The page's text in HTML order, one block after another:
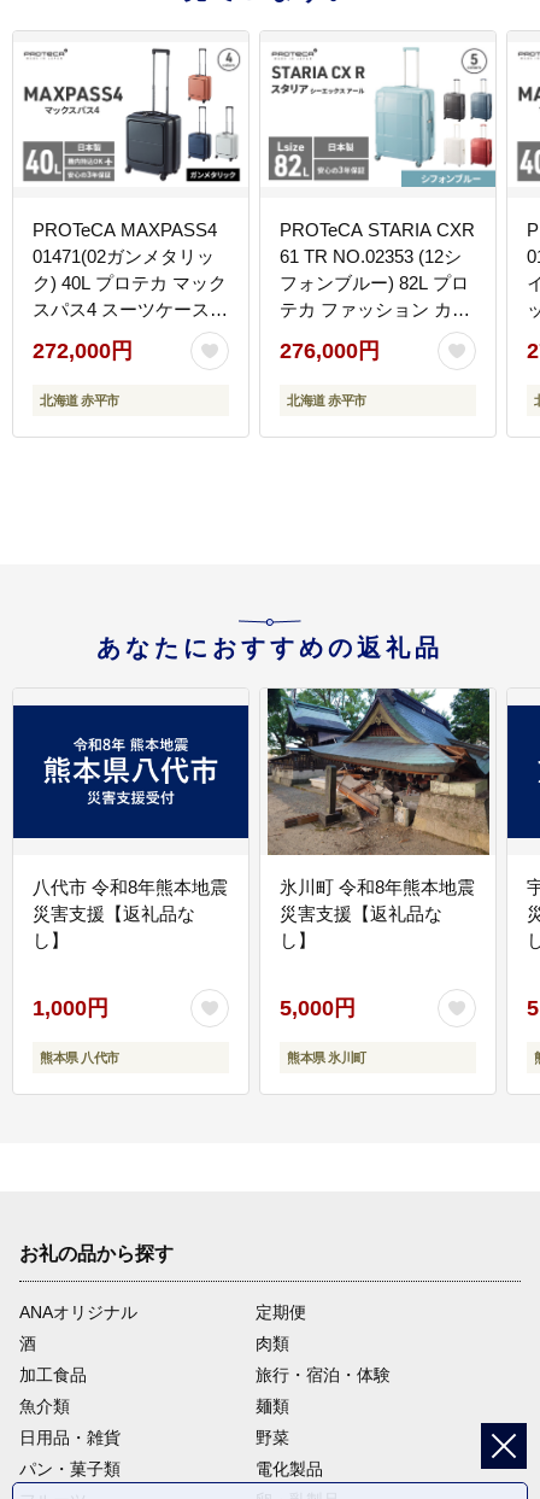
PROTeCA MAXPASS4
01471(02ガンメタリッ
ク) 40L プロテカ マック
スパス4 スーツケース
日本製 機内持ち込み フ
ロントポケット キャス
ターストッパー
272,000円
北海道 赤平市
PROTeCA STARIA CXR
61 TR NO.02353 (12シ
フォンブルー) 82L プロ
テカ ファッション カバ
ン 軽量 丈夫 収納力 キ
ャスター ストッパー 静
音性 高機能 スーツケー
リー バッグ
276,000円
北海道 赤平市
あなたにおすすめの返礼品
八代市 令和8年熊本地震
災害支援【返礼品な
し】
1,000円
熊本県 八代市
氷川町 令和8年熊本地震
災害支援【返礼品な
し】
5,000円
熊本県 氷川町
お礼の品から探す
ANAオリジナル
定期便
酒
肉類
加工食品
旅行・宿泊・体験
魚介類
麺類
日用品・雑貨
野菜
パン・菓子類
電化製品